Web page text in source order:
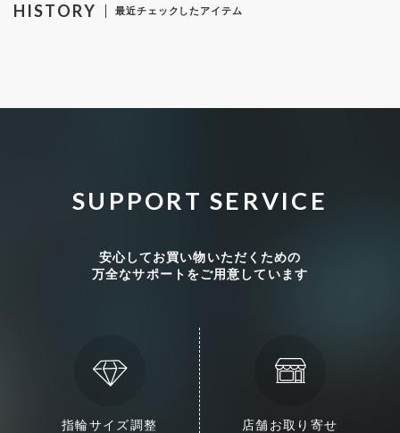
HISTORY 最近チェックしたアイテム
SUPPORT SERVICE
安心してお買い物いただくための
万全なサポートをご用意しています
指輪サイズ調整 店舗お取り寄せ